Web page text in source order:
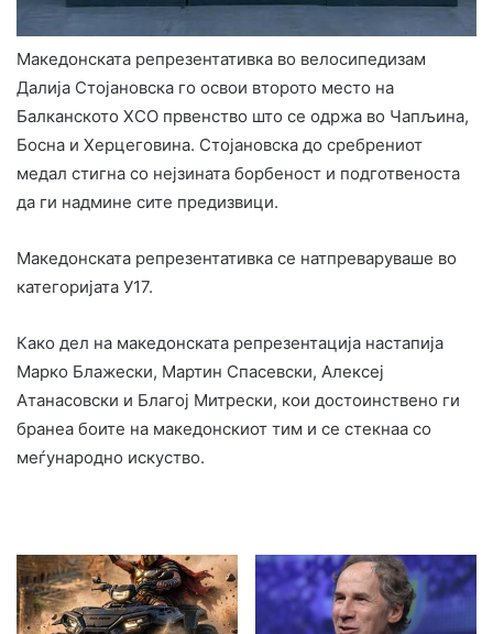
Македонската репрезентативка во велосипедизам
Далија Стојановска го освои второто место на
Балканското ХСО првенство што се одржа во Чапљина,
Босна и Херцеговина. Стојановска до сребрениот
медал стигна со нејзината борбеност и подготвеноста
да ги надмине сите предизвици.
Македонската репрезентативка се натпреваруваше во
категоријата У17.
Како дел на македонската репрезентација настапија
Марко Блажески, Мартин Спасевски, Алексеј
Атанасовски и Благој Митрески, кои достоинствено ги
бранеа боите на македонскиот тим и се стекнаа со
меѓународно искуство.